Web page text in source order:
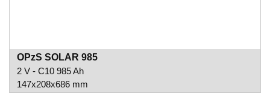
OPzS SOLAR 985
2 V - C10 985 Ah
147x208x686 mm